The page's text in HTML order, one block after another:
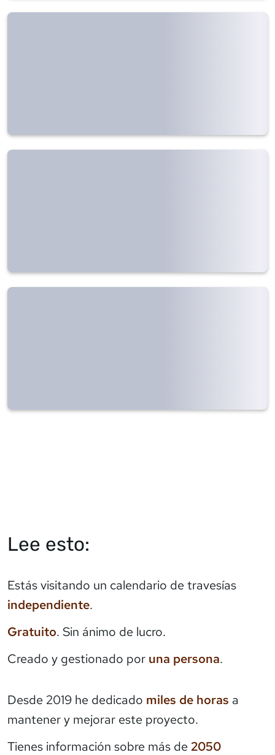
Lee esto:
Estás visitando un calendario de travesías
independiente.
Gratuito. Sin ánimo de lucro.
Creado y gestionado por una persona.
Desde 2019 he dedicado miles de horas a
mantener y mejorar este proyecto.
Tienes información sobre más de 2050